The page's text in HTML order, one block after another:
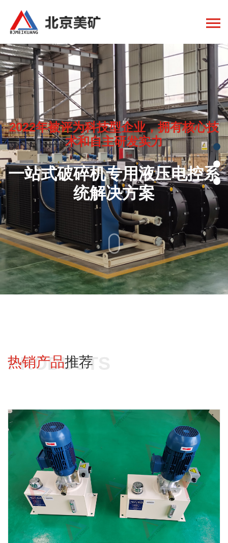
2022年被评为科技型企业，拥有核心技
术和自主研发实力
一站式破碎机专用液压电控系
统解决方案
PRODUCTS
热销产品推荐